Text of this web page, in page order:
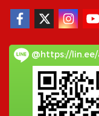
@https://lin.ee/